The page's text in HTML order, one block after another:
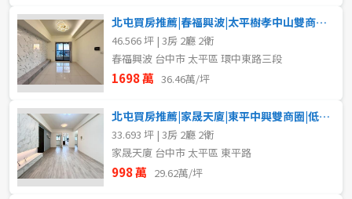
北屯買房推薦|春福興波|太平樹孝中山雙商圈|全新大三房平車
46.566 坪 | 3房 2廳 2衛
春福興波 台中市 太平區 環中東路三段
1698 萬 36.46萬/坪
北屯買房推薦|家晟天廈|東平中興雙商圈|低總價電梯大三房
33.693 坪 | 3房 2廳 2衛
家晟天廈 台中市 太平區 東平路
998 萬 29.62萬/坪